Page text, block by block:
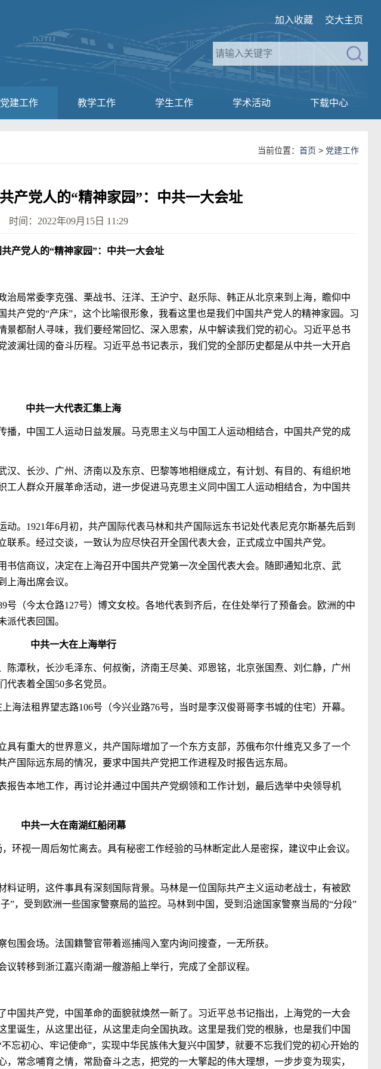
加入收藏 交大主页
党建工作 教学工作 学生工作 学术活动 下载中心
当前位置： 首页 > 党建工作
产党人的“精神家园”：中共一大会址
时间：2022年09月15日 11:29
共产党人的“精神家园”：中共一大会址
治局常委李克强、栗战书、汪洋、王沪宁、赵乐际、韩正从北京来到上海，瞻仰中
共产党的“产床”，这个比喻很形象，我看这里也是我们中国共产党人的精神家园。习
都耐人寻味，我们要经常回忆、深入思索，从中解读我们党的初心。习近平总书
澜壮阔的奋斗历程。习近平总书记表示，我们党的全部历史都是从中共一大开启
中共一大代表汇集上海
播，中国工人运动日益发展。马克思主义与中国工人运动相结合，中国共产党的成
汉、长沙、广州、济南以及东京、巴黎等地相继成立，有计划、有目的、有组织地
人群众开展革命活动，进一步促进马克思主义同中国工人运动相结合，为中国共
动。 1921年6月初，共产国际代表马林和共产国际远东书记处代表尼克尔斯基先后到
系。经过交谈，一致认为应尽快召开全国代表大会，正式成立中国共产党。
书信商议，决定在上海召开中国共产党第一次全国代表大会。随即通知北京、武
上海出席会议。
号（今太仓路127号）博文女校。各地代表到齐后，在住处举行了预备会。欧洲的中
派代表回国。
中共一大在上海举行
潭秋，长沙毛泽东、何叔衡，济南王尽美、邓恩铭，北京张国焘、刘仁静，广州
代表着全国 50多名党员。
海法租界望志路106号（今兴业路76号，当时是李汉俊哥哥李书城的住宅）开幕。
具有重大的世界意义，共产国际增加了一个东方支部，苏俄布尔什维克又多了一个
国际远东局的情况，要求中国共产党把工作进程及时报告远东局。
报告本地工作，再讨论并通过中国共产党纲领和工作计划，最后选举中央领导机
中共一大在南湖红船闭幕
环视一周后匆忙离去。具有秘密工作经验的马林断定此人是密探，建议中止会议。
料证明，这件事具有深刻国际背景。马林是一位国际共产主义运动老战士，有被欧
”，受到欧洲一些国家警察局的监控。马林到中国，受到沿途国家警察当局的“分段”
围会场。法国籍警官带着巡捕闯入室内询问搜查，一无所获。
转移到浙江嘉兴南湖一艘游船上举行，完成了全部议程。
中国共产党，中国革命的面貌就焕然一新了。习近平总书记指出，上海党的一大会
诞生，从这里出征，从这里走向全国执政。这里是我们党的根脉，也是我们中国
忘初心、牢记使命”，实现中华民族伟大复兴中国梦，就要不忘我们党的初心开始的
常念哺育之情，常励奋斗之志，把党的一大擎起的伟大理想，一步步变为现实，